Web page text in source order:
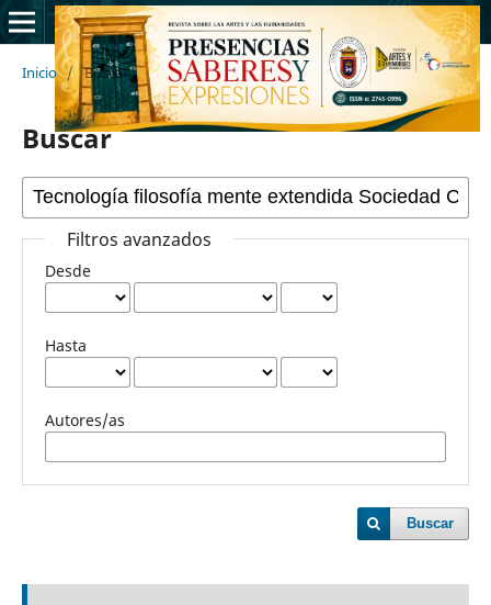
Inicio / Buscar
Buscar
Filtros avanzados
Desde
Hasta
Autores/as
Buscar